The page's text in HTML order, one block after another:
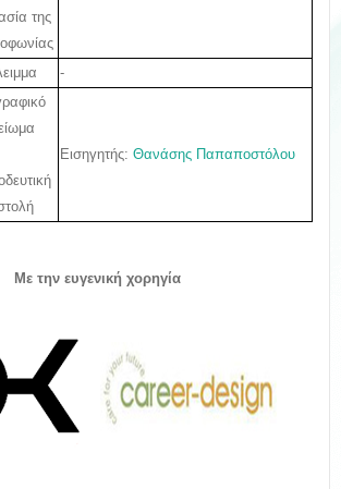
της
-
Εισηγητής: Θανάσης Παπαποστόλου
Με την ευγενική χορηγία